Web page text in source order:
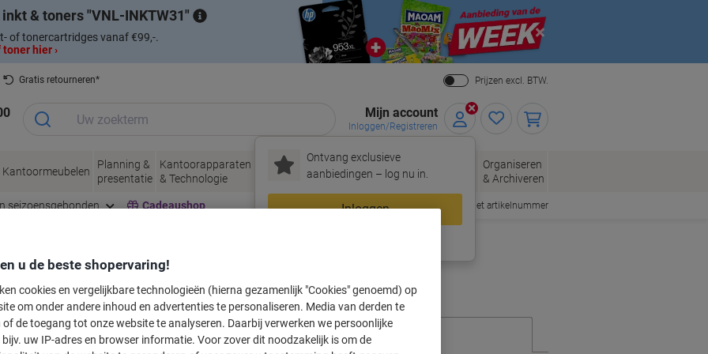
inkt & toners VNL-INKTW31
of tonercartridges vanaf €99,-.
hier ›
Close
Gratis retourneren*
Prijzen excl. BTW.
Mijn account
Inloggen/Registreren
Ontvang exclusieve
aanbiedingen – log nu in.
Inloggen
Kantoormeubelen
Planning &
presentatie
Kantoorapparaten
& Technologie
Inkt &
Toner
Papier, Enveloppen
& Verpakken
Kantoorartikelen
Organiseren
& Archiveren
seizoensgebonden Cadeaushop Snel bestellen met artikelnummer
voor uw printer
Kies merk, reeks en model uit de opties hieronder
u de beste shopervaring!
cookies en vergelijkbare technologieën (hierna gezamenlijk "Cookies" genoemd) op
om onder andere inhoud en advertenties te personaliseren. Media van derden te
of de toegang tot onze website te analyseren. Daarbij verwerken we persoonlijke
bijv. uw IP-adres en browser informatie. Voor zover dit noodzakelijk is om de